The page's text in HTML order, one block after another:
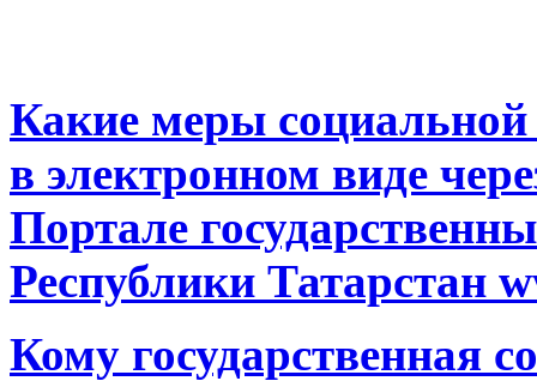
Какие меры
в электронном виде
Портале
Республики Татарстан
Кому государственная